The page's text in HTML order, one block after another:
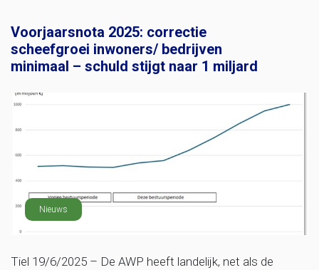
Voorjaarsnota 2025: correctie
scheefgroei inwoners/ bedrijven
minimaal – schuld stijgt naar 1 miljard
Nieuws
Tiel 19/6/2025 – De AWP heeft landelijk, net als de